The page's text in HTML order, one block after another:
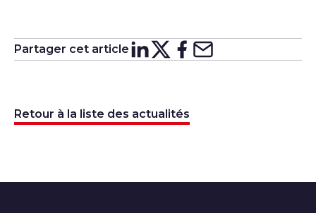
Partager cet article Partager sur
Partager surX
Partager
Partager
Retour à la liste des actualités